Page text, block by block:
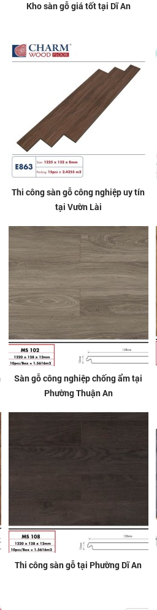
Kho sàn gỗ giá tốt tại Dĩ An
Thi công sàn gỗ công nghiệp uy tín
tại Vườn Lài
Sàn gỗ công nghiệp chống ẩm tại
Phường Thuận An
Thi công sàn gỗ tại Phường Dĩ An